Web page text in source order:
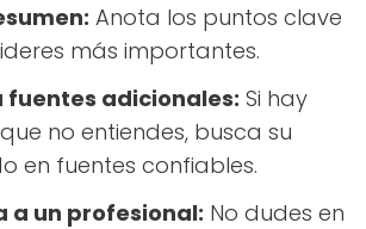
Anota los puntos clave
más importantes.
fuentes adicionales: Si hay
no entiendes, busca su
en fuentes confiables.
a un profesional: No dudes en